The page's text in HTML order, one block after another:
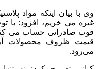
وی با بیان اینکه مواد
غیره می خریم، افزود: با
فوب صادراتی حساب می
قیمت ظروف محصولات
می‌رود.